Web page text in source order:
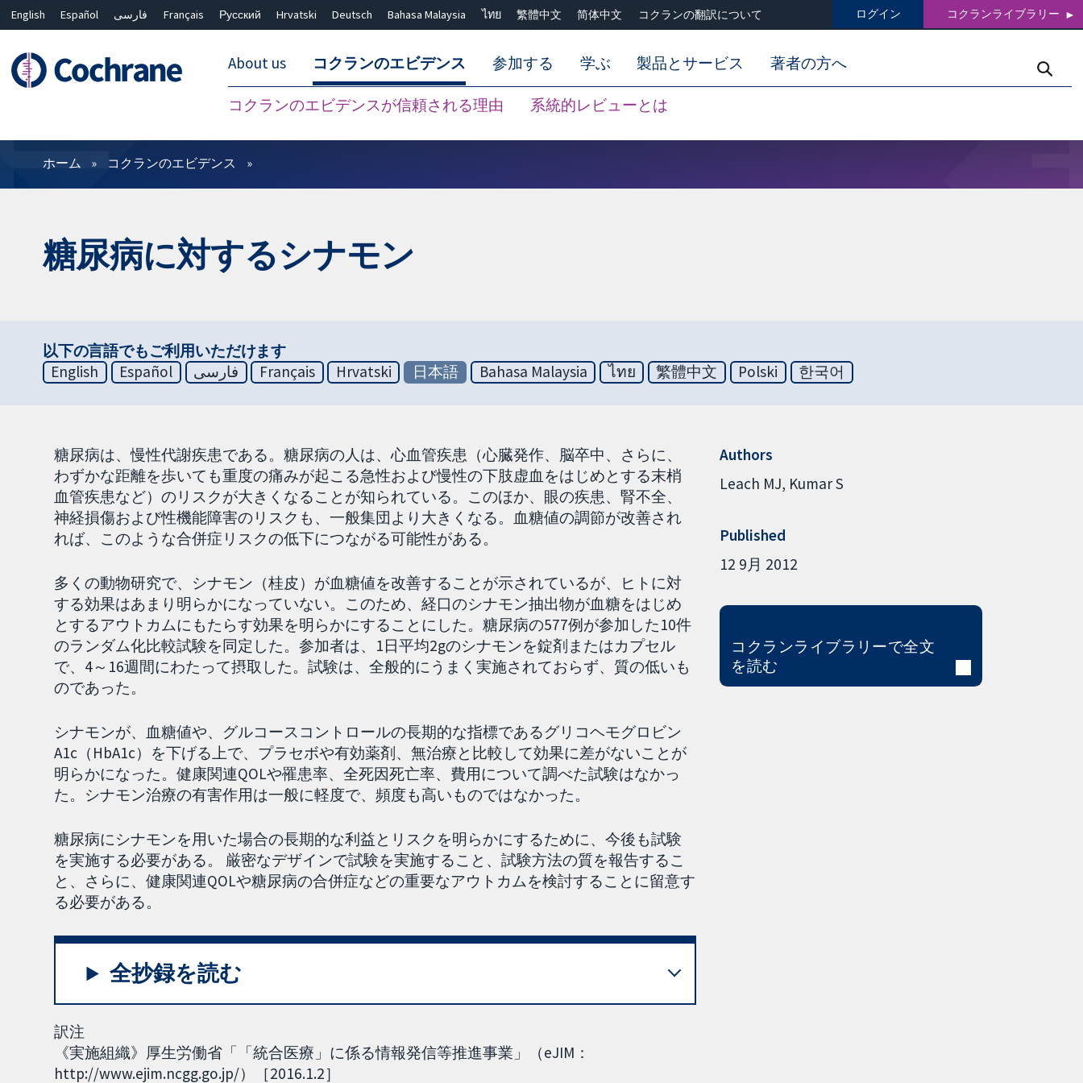
English Español فارسی Français Русский Hrvatski Deutsch Bahasa Malaysia ไทย 繁體中文 简体中文 コクランの翻訳について ログイン コクランライブラリー
About us コクランのエビデンス
コクランのエビデンスが信頼される理由 系統的レビューとは
参加する 学ぶ 製品とサービス 著者の方へ
フィルター
ホーム コクランのエビデンス
糖尿病に対するシナモン
以下の言語でもご利用いただけます
English
Español فارسی Français Hrvatski 日本語 Bahasa Malaysia ไทย 繁體中文 Polski 한국어
糖尿病は、慢性代謝疾患である。糖尿病の人は、心血管疾患（心臓発作、脳卒中、さらに、
わずかな距離を歩いても重度の痛みが起こる急性および慢性の下肢虚血をはじめとする末梢
血管疾患など）のリスクが大きくなることが知られている。このほか、眼の疾患、腎不全、
神経損傷および性機能障害のリスクも、一般集団より大きくなる。血糖値の調節が改善され
れば、このような合併症リスクの低下につながる可能性がある。
多くの動物研究で、シナモン（桂皮）が血糖値を改善することが示されているが、ヒトに対
する効果はあまり明らかになっていない。このため、経口のシナモン抽出物が血糖をはじめ
とするアウトカムにもたらす効果を明らかにすることにした。糖尿病の577例が参加した10件
のランダム化比較試験を同定した。参加者は、1日平均2gのシナモンを錠剤またはカプセル
で、4～16週間にわたって摂取した。試験は、全般的にうまく実施されておらず、質の低いも
のであった。
シナモンが、血糖値や、グルコースコントロールの長期的な指標であるグリコヘモグロビン
A1c（HbA1c）を下げる上で、プラセボや有効薬剤、無治療と比較して効果に差がないことが
明らかになった。健康関連QOLや罹患率、全死因死亡率、費用について調べた試験はなかっ
た。シナモン治療の有害作用は一般に軽度で、頻度も高いものではなかった。
糖尿病にシナモンを用いた場合の長期的な利益とリスクを明らかにするために、今後も試験
を実施する必要がある。 厳密なデザインで試験を実施すること、試験方法の質を報告するこ
と、さらに、健康関連QOLや糖尿病の合併症などの重要なアウトカムを検討することに留意す
る必要がある。
全抄録を読む
訳注
《実施組織》厚生労働省「「統合医療」に係る情報発信等推進事業」（eJIM：
http://www.ejim.ncgg.go.jp/）［2016.1.2］
Authors
Leach MJ Kumar S
Published
12 9月 2012
コクランライブラリーで全文
を読む